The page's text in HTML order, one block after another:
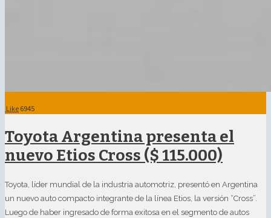
Like 6945
Toyota Argentina presenta el
nuevo Etios Cross ($ 115.000)
Toyota, líder mundial de la industria automotriz, presentó en Argentina
un nuevo auto compacto integrante de la línea Etios, la versión “Cross”.
Luego de haber ingresado de forma exitosa en el segmento de autos